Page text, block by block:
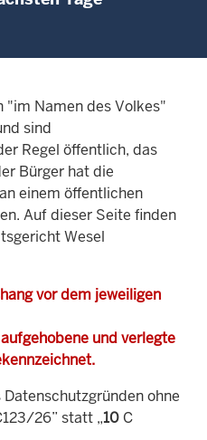
"im Namen des Volkes"
sind
Regel öffentlich, das
Bürger hat die
einem öffentlichen
Auf dieser Seite finden
Wesel
vor dem jeweiligen
und verlegte
ohne
26” statt „10 C